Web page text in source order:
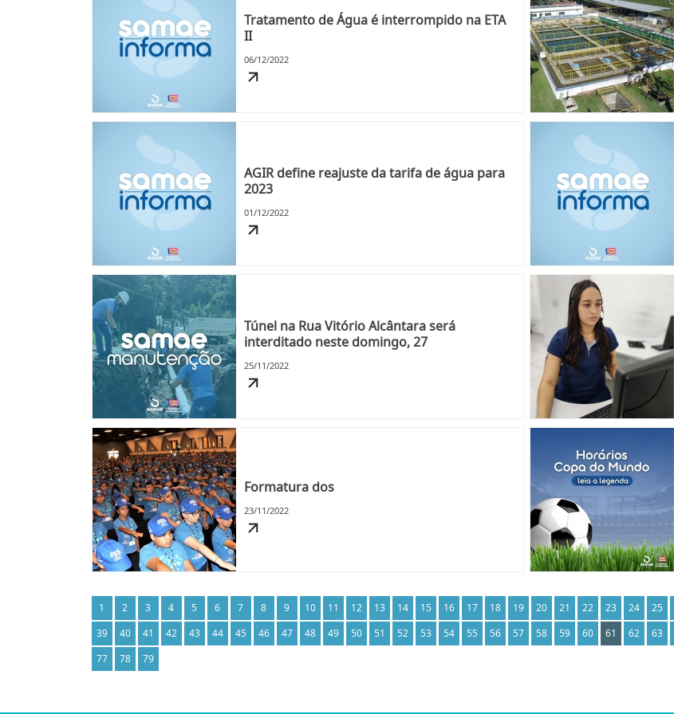
Tratamento de Água é interrompido na ETA
II
06/12/2022
AGIR define reajuste da tarifa de água para
2023
01/12/2022
Túnel na Rua Vitório Alcântara será
interditado neste domingo, 27
25/11/2022
Formatura dos
23/11/2022
1 2 3 4 5 6 7 8 9 10 11 12 13 14 15 16 17 18 19 20 21 22 23 24 25
39
40 41 42 43 44 45 46 47 48 49 50 51 52 53 54 55 56 57 58 59 60 61 62 63
77
78 79